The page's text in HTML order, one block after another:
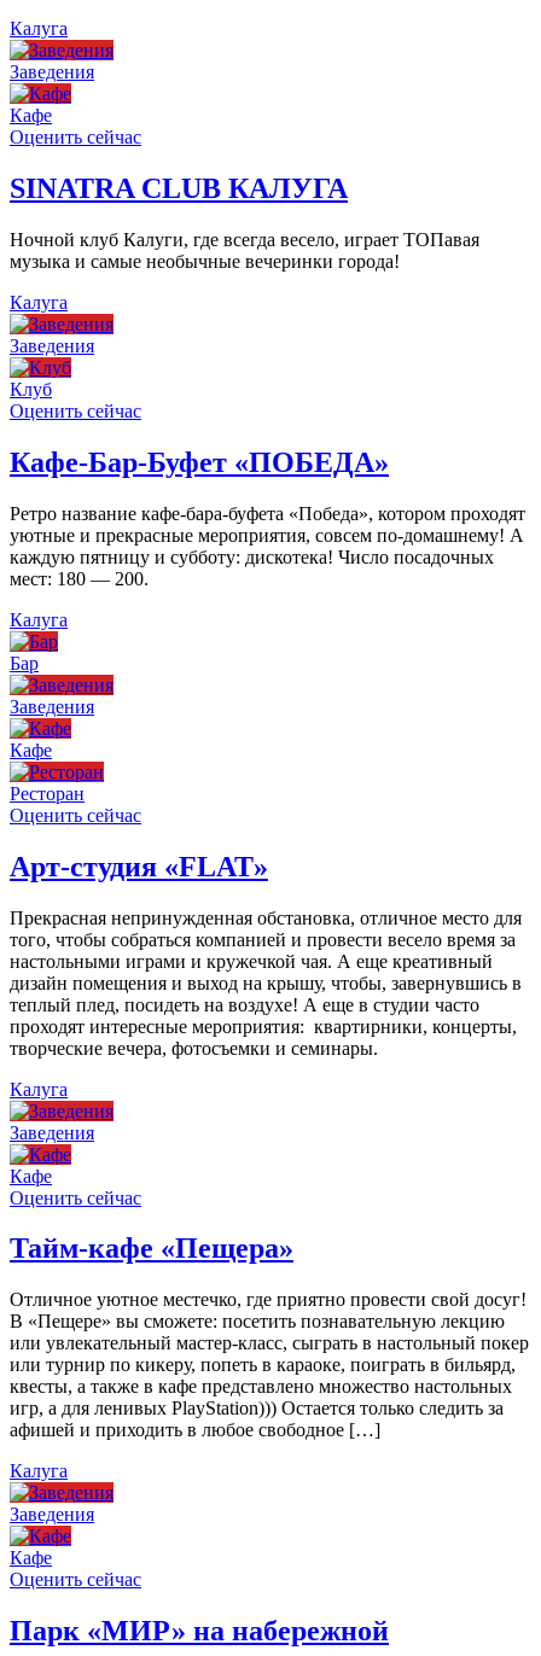
Калуга
Заведения
Кафе
Оценить сейчас
SINATRA CLUB КАЛУГА
Ночной клуб Калуги, где всегда весело, играет ТОПавая
музыка и самые необычные вечеринки города!
Калуга
Заведения
Клуб
Оценить сейчас
Кафе-Бар-Буфет «ПОБЕДА»
Ретро название кафе-бара-буфета «Победа», котором проходят
уютные и прекрасные мероприятия, совсем по-домашнему! А
каждую пятницу и субботу: дискотека! Число посадочных
мест: 180 — 200.
Калуга
Бар
Заведения
Кафе
Ресторан
Оценить сейчас
Арт-студия «FLAT»
Прекрасная непринужденная обстановка, отличное место для
того, чтобы собраться компанией и провести весело время за
настольными играми и кружечкой чая. А еще креативный
дизайн помещения и выход на крышу, чтобы, завернувшись в
теплый плед, посидеть на воздухе! А еще в студии часто
проходят интересные мероприятия: квартирники, концерты,
творческие вечера, фотосъемки и семинары.
Калуга
Заведения
Кафе
Оценить сейчас
Тайм-кафе «Пещера»
Отличное уютное местечко, где приятно провести свой досуг!
В «Пещере» вы сможете: посетить познавательную лекцию
или увлекательный мастер-класс, сыграть в настольный покер
или турнир по кикеру, попеть в караоке, поиграть в бильярд,
квесты, а также в кафе представлено множество настольных
игр, а для ленивых PlayStation))) Остается только следить за
афишей и приходить в любое свободное […]
Калуга
Заведения
Кафе
Оценить сейчас
Парк «МИР» на набережной